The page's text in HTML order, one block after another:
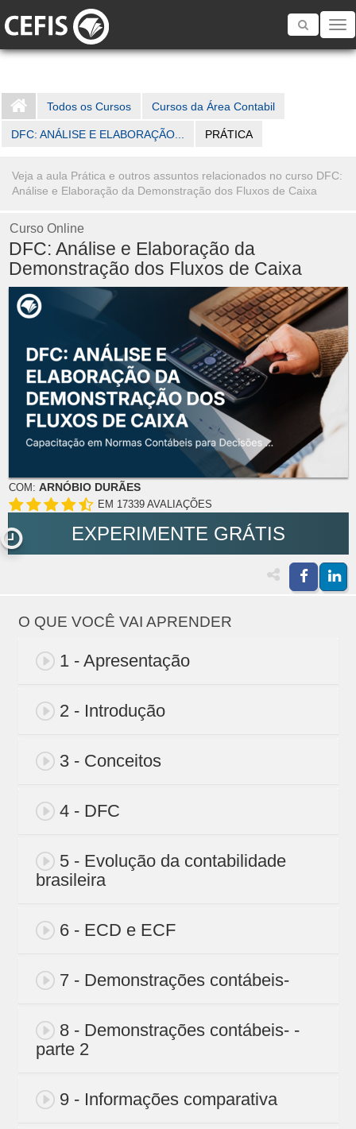
Toggle
Todos os Cursos Cursos da Área Contabil
DFC: ANÁLISE E ELABORAÇÃO... PRÁTICA
Veja a aula Prática e outros assuntos relacionados no curso DFC:
Análise e Elaboração da Demonstração dos Fluxos de Caixa
Curso Online
DFC: Análise e Elaboração da
Demonstração dos Fluxos de Caixa
COM: ARNÓBIO DURÃES
EM 17339 AVALIAÇÕES
EXPERIMENTE GRÁTIS
O QUE VOCÊ VAI APRENDER
1 - Apresentação
2 - Introdução
3 - Conceitos
4 - DFC
5 - Evolução da contabilidade
brasileira
6 - ECD e ECF
7 - Demonstrações contábeis-
8 - Demonstrações contábeis- -
parte 2
9 - Informações comparativa